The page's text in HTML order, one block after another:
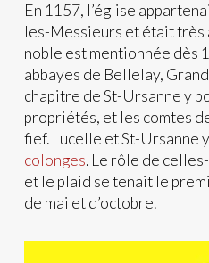
En 1157, l’église
les-Messieurs et était très
noble est mentionnée dès
abbayes de Bellelay,
chapitre de St-Ursanne y
propriétés, et les comtes
fief. Lucelle et St-Ursanne
colonges. Le rôle de
et le plaid se tenait le
de mai et d’octobre.